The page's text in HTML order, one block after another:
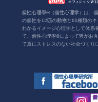
個性心理學®（個性心理学）は、
の個性を12匹の動物と60種類の
わかるイメージ心理学として体系
て、個性心理學®によって皆がお
て真にストレスのない社会づくり